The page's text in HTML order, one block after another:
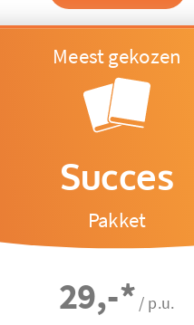
Succes
Pakket
29,-* / p.u.